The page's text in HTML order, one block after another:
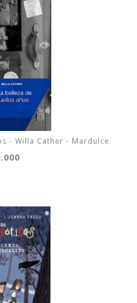
- Willa Cather - Mardulce